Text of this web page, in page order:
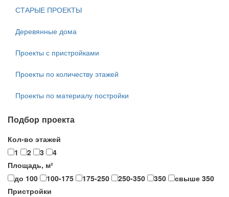
СТАРЫЕ ПРОЕКТЫ
Деревянные дома
Проекты с пристройками
Проекты по количеству этажей
Проекты по материалу постройки
Подбор проекта
Кол-во этажей
1
2 3
4
Площадь, м²
до 100
100-175 175-250 250-350 350
свыше 350
Пристройки